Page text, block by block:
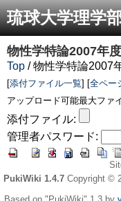
琉球大学理学
物性学特論2007年度
Top / 物性学特論2007
[添付ファイル一覧] [全ペー
アップロード可能最大ファ
添付ファイル:
管理者パスワード:
PukiWiki 1.4.7 Copyright ©